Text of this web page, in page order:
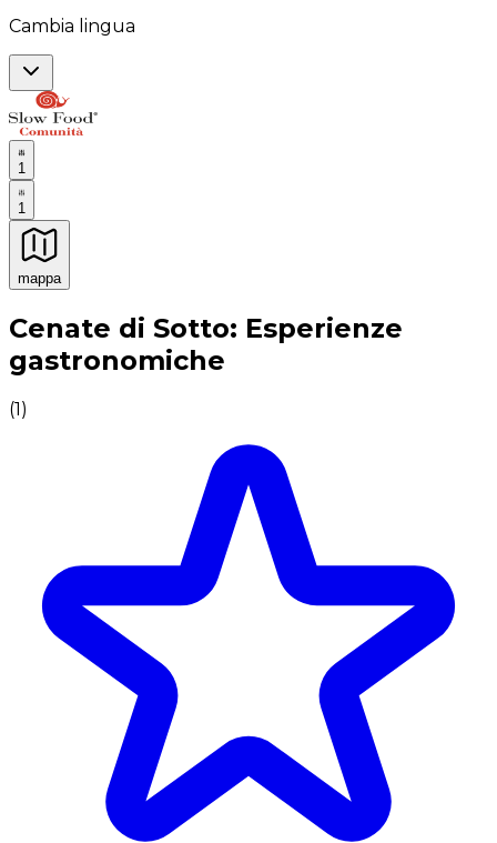
Cambia lingua
1
1
mappa
Esperienze culinarie indimenticabili: Esperienze
Cenate di Sotto: Esperienze
gastronomiche
(1)